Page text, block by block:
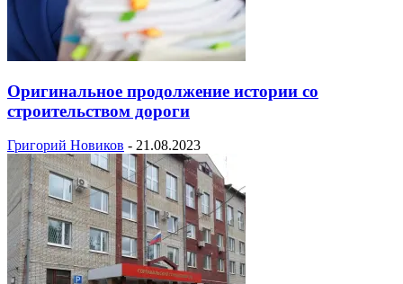
Оригинальное продолжение истории со
строительством дороги
Григорий Новиков - 21.08.2023